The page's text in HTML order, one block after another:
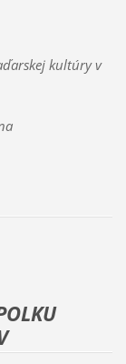
kultúry v